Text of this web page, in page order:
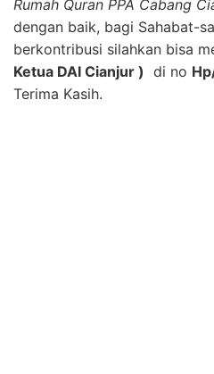
Rumah Quran PPA Cabang
dengan baik, bagi Sahabat-
berkontribusi silahkan bisa
Ketua DAI Cianjur ) di no
Terima Kasih.